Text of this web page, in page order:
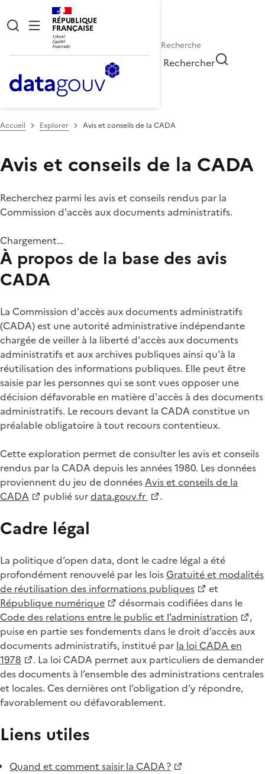
RÉPUBLIQUE
FRANÇAISE
Rechercher
Accueil Explorer Avis et conseils de la CADA
Avis et conseils de la CADA
Recherchez parmi les avis et conseils rendus par la
Commission d'accès aux documents administratifs.
Chargement…
À propos de la base des avis
CADA
La Commission d'accès aux documents administratifs
(CADA) est une autorité administrative indépendante
chargée de veiller à la liberté d'accès aux documents
administratifs et aux archives publiques ainsi qu'à la
réutilisation des informations publiques. Elle peut être
saisie par les personnes qui se sont vues opposer une
décision défavorable en matière d'accès à des documents
administratifs. Le recours devant la CADA constitue un
préalable obligatoire à tout recours contentieux.
Cette exploration permet de consulter les avis et conseils
rendus par la CADA depuis les années 1980. Les données
proviennent du jeu de donnéesAvis et conseils de la
CADA
publié surdata.gouv.fr .
Cadre légal
La politique d’open data, dont le cadre légal a été
profondément renouvelé par les loisGratuité et modalités
de réutilisation des informations publiques
et
République numérique
désormais codifiées dans le
Code des relations entre le public et l’administration
,
puise en partie ses fondements dans le droit d’accès aux
documents administratifs, institué par la loi CADA en
1978
. La loi CADA permet aux particuliers de demander
des documents à l’ensemble des administrations centrales
et locales. Ces dernières ont l’obligation d’y répondre,
favorablement ou défavorablement.
Liens utiles
Quand et comment saisir la CADA ?